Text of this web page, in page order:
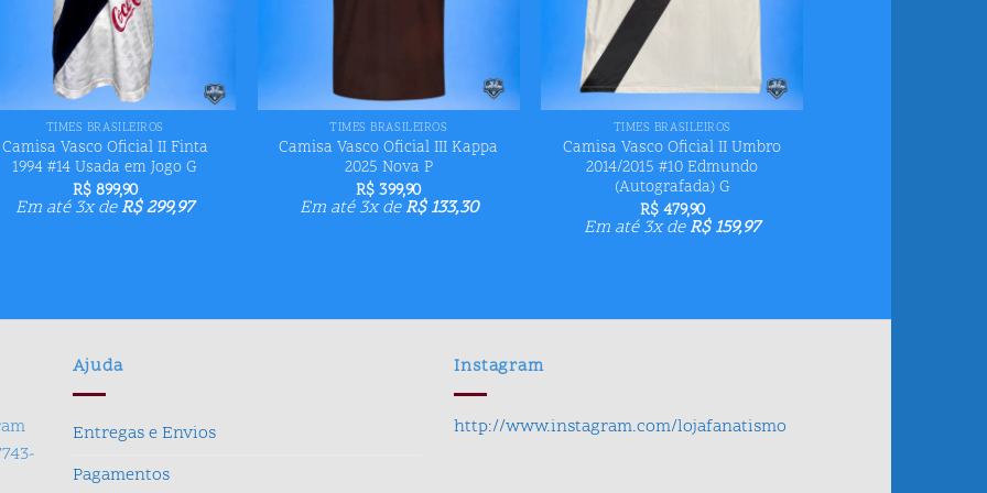
TIMES BRASILEIROS
Camisa Vasco Oficial II Finta
1994 #14 Usada em Jogo G
R$899,90
Em até 3x deR$299,97
TIMES BRASILEIROS
Camisa Vasco Oficial III Kappa
2025 Nova P
R$ 399,90
Em até 3x deR$133,30
TIMES BRASILEIROS
Camisa Vasco Oficial II Umbro
2014/2015 #10 Edmundo
(Autografada) G
R$479,90
Em até 3x deR$159,97
Ajuda
Entregas e Envios
Pagamentos
Instagram
http://www.instagram.com/lojafanatismo